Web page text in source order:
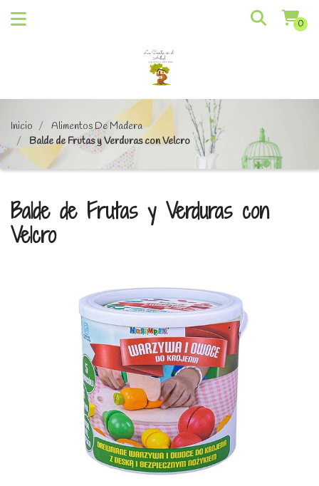
0
Inicio
Alimentos De Madera
Balde de Frutas y Verduras con Velcro
Balde de Frutas y Verduras con
Velcro